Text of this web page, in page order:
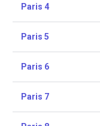
Paris 4
Paris 5
Paris 6
Paris 7